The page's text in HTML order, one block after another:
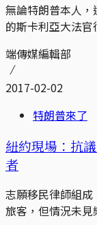
無論特朗普本人
的斯卡利亞大法官
端傳媒編輯部
2017-02-02
特朗普來了
紐約現場：抗
者
志願移民律師組
旅客，但情況未見